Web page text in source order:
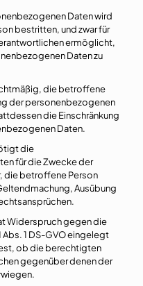
Daten wird
bestritten, und zwar für
ermöglicht,
Daten zu
die betroffene
der personenbezogenen
die Einschränkung
Daten.
die
für die Zwecke der
die betroffene Person
Ausübung
Widerspruch gegen die
Abs. 1 DS-GVO eingelegt
ob die berechtigten
gegenüber denen der